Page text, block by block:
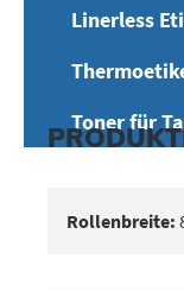
Linerless
Toner für
Rollenbreite: